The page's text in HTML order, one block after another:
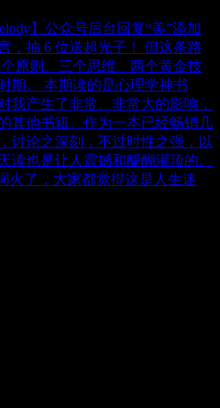
】公众号后台回复“美”添加
，抽 6 位送超光子！ 但这条路
原则、三个思维、两个黄金技
期。 本期读的是心理学神书
我产生了非常、非常大的影响，
其他书籍。作为一本已经畅销几
讨论之深刻，不过时性之强，以
读也是让人震撼和醍醐灌顶的。
火了，大家都觉得这是人生迷